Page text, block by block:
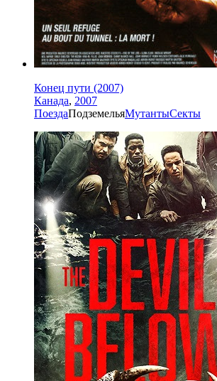
Конец пути (2007)
Канада, 2007
ПоездаПодземельяМутантыСекты